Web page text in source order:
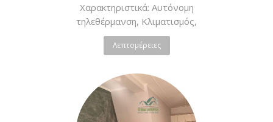
Χαρακτηριστικά: Αυτόνομη
τηλεθέρμανση, Κλιματισμός,
Boiler, Πόρτα Ασφαλείας, Διπλά
Τζάμια, Τέντες,
Ανατολικοδυτικός Τιμή:
90.000€, Τηλ:2463023051
Λεπτομέρειες